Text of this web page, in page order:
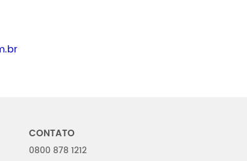
CONTATO
0800 878 1212